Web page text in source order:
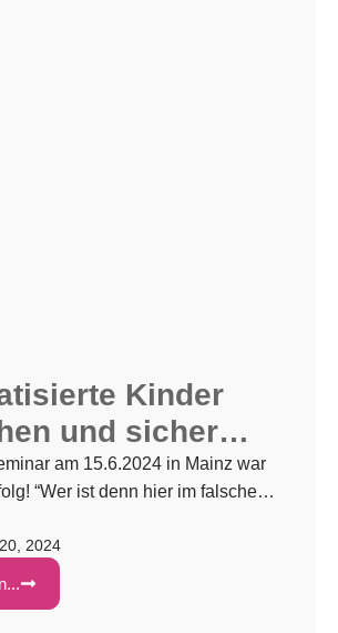
Kinder
und sicher
am 15.6.2024 in Mainz war
“Wer ist denn hier im falschen
Kinder verstehen und
Das war der Titel unseres
für Adoptiv- und
für Fachkräfte der
2024